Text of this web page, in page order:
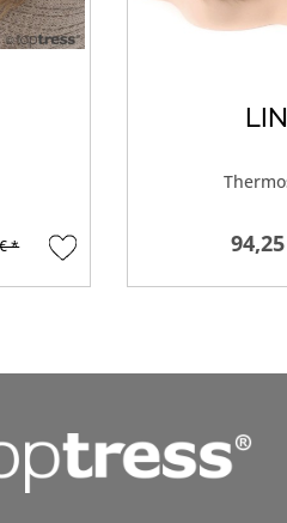
*